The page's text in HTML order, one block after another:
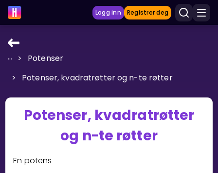
Logg inn Registrer deg
LÆRINGSVERKTØY
Læreplan
Vis mer
Gangetabellen
... >
Potenser
>
Potenser, kvadratrøtter og n-te røtter
Potenser, kvadratrøtter
og n-te røtter
En potens